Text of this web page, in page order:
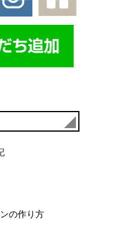
の作り方